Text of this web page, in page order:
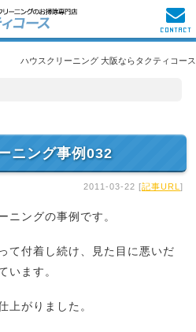
ハウスクリーニング 大阪ならタクティコース
ニング事例032
2011-03-22 [記事URL ]
ニングの事例です。
て付着し続け、見た目に悪いだ
います。
上がりました。
CONTACT